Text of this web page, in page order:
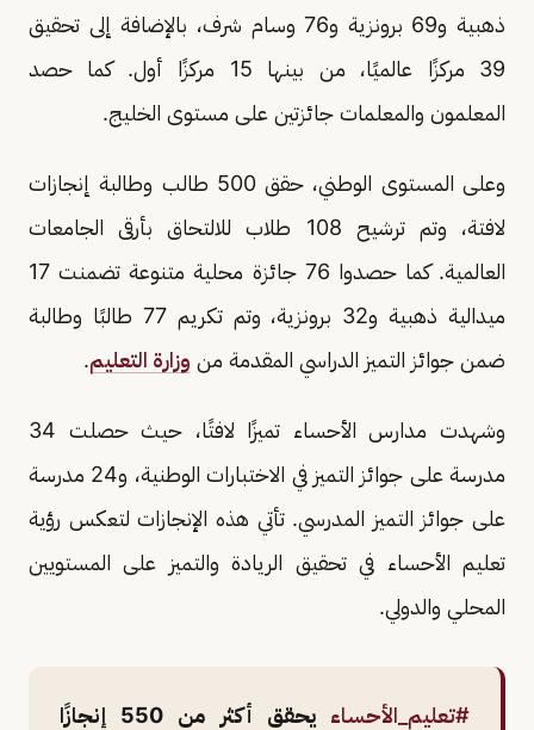
ذهبية و69 برونزية و76 وسام شرف، بالإضافة إلى تحقيق
39 مركزًا عالميًا، من بينها 15 مركزًا أول. كما حصد
المعلمون والمعلمات جائزتين على مستوى الخليج.
وعلى المستوى الوطني، حقق 500 طالب وطالبة إنجازات
لافتة، وتم ترشيح 108 طلاب للالتحاق بأرقى الجامعات
العالمية. كما حصدوا 76 جائزة محلية متنوعة تضمنت 17
ميدالية ذهبية و32 برونزية، وتم تكريم 77 طالبًا وطالبة
ضمن جوائز التميز الدراسي المقدمة من وزارة التعليم.
وشهدت مدارس الأحساء تميزًا لافتًا، حيث حصلت 34
مدرسة على جوائز التميز في الاختبارات الوطنية، و24 مدرسة
على جوائز التميز المدرسي. تأتي هذه الإنجازات لتعكس رؤية
تعليم الأحساء في تحقيق الريادة والتميز على المستويين
المحلي والدولي.
#تعليم_الأحساء
يحقق أكثر من 550 إنجازًا